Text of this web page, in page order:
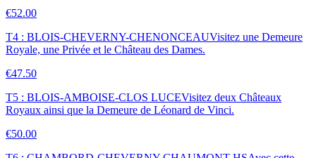
€52.00
T4 : BLOIS-CHEVERNY-CHENONCEAUVisitez une Demeure
Royale, une Privée et le Château des Dames.
€47.50
T5 : BLOIS-AMBOISE-CLOS LUCEVisitez deux Châteaux
Royaux ainsi que la Demeure de Léonard de Vinci.
€50.00